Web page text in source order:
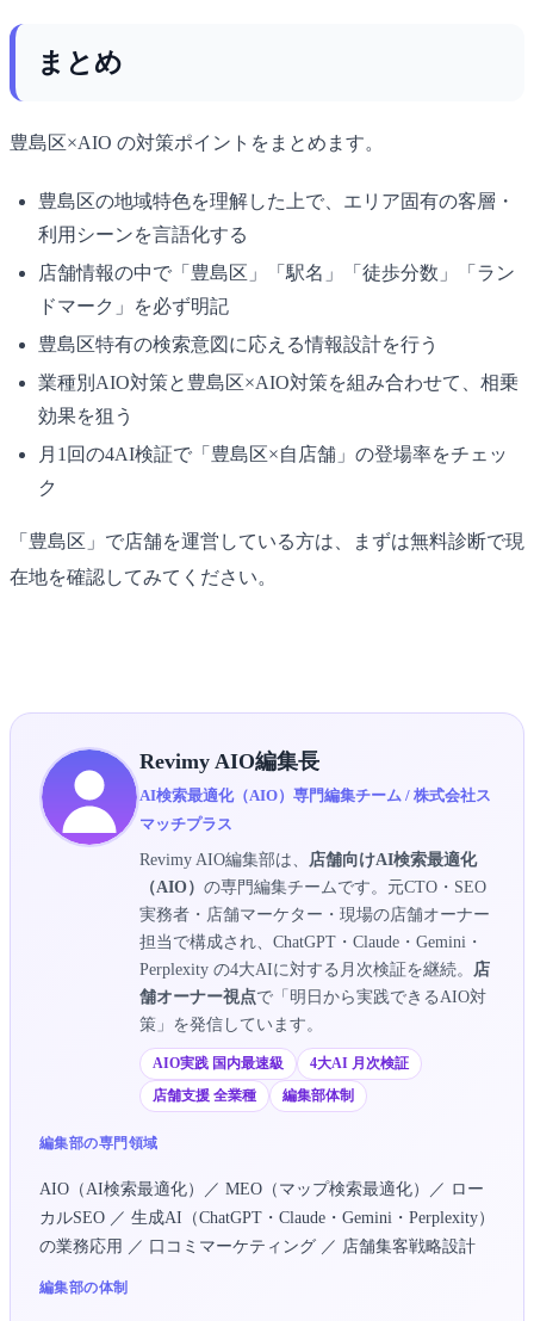
まとめ
豊島区×AIO の対策ポイントをまとめます。
豊島区の地域特色を理解した上で、エリア固有の客層・
利用シーンを言語化する
店舗情報の中で「豊島区」「駅名」「徒歩分数」「ラン
ドマーク」を必ず明記
豊島区特有の検索意図に応える情報設計を行う
業種別AIO対策と豊島区×AIO対策を組み合わせて、相乗
効果を狙う
月1回の4AI検証で「豊島区×自店舗」の登場率をチェッ
ク
「豊島区」で店舗を運営している方は、まずは無料診断で現
在地を確認してみてください。
Revimy AIO編集長
AI検索最適化（AIO）専門編集チーム / 株式会社ス
マッチプラス
Revimy AIO編集部は、
店舗向けAI検索最適化
（AIO） の専門編集チームです。元CTO・SEO
実務者・店舗マーケター・現場の店舗オーナー
担当で構成され、ChatGPT・Claude・Gemini・
Perplexity の4大AIに対する月次検証を継続。
店
舗オーナー視点で「明日から実践できるAIO対
策」を発信しています。
AIO実践 国内最速級
4大AI 月次検証
店舗支援 全業種
編集部体制
編集部の専門領域
AIO（AI検索最適化）／ MEO（マップ検索最適化）／ ロー
カルSEO ／ 生成AI（ChatGPT・Claude・Gemini・Perplexity）
の業務応用 ／ 口コミマーケティング ／ 店舗集客戦略設計
編集部の体制